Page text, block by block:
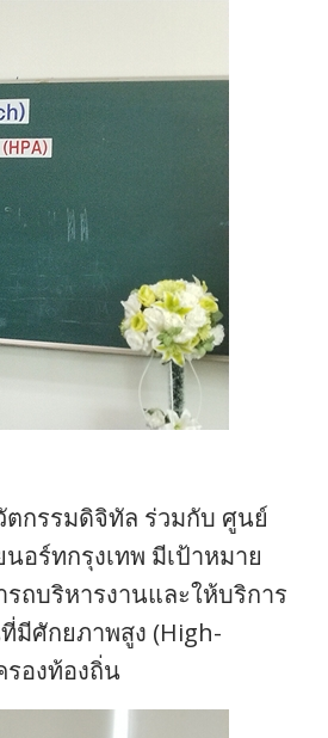
กรรมดิจิทัล ร่วมกับ ศูนย์
อร์ทกรุงเทพ มีเป้าหมาย
ถบริหารงานและให้บริการ
มีศักยภาพสูง (High-
รองท้องถิ่น